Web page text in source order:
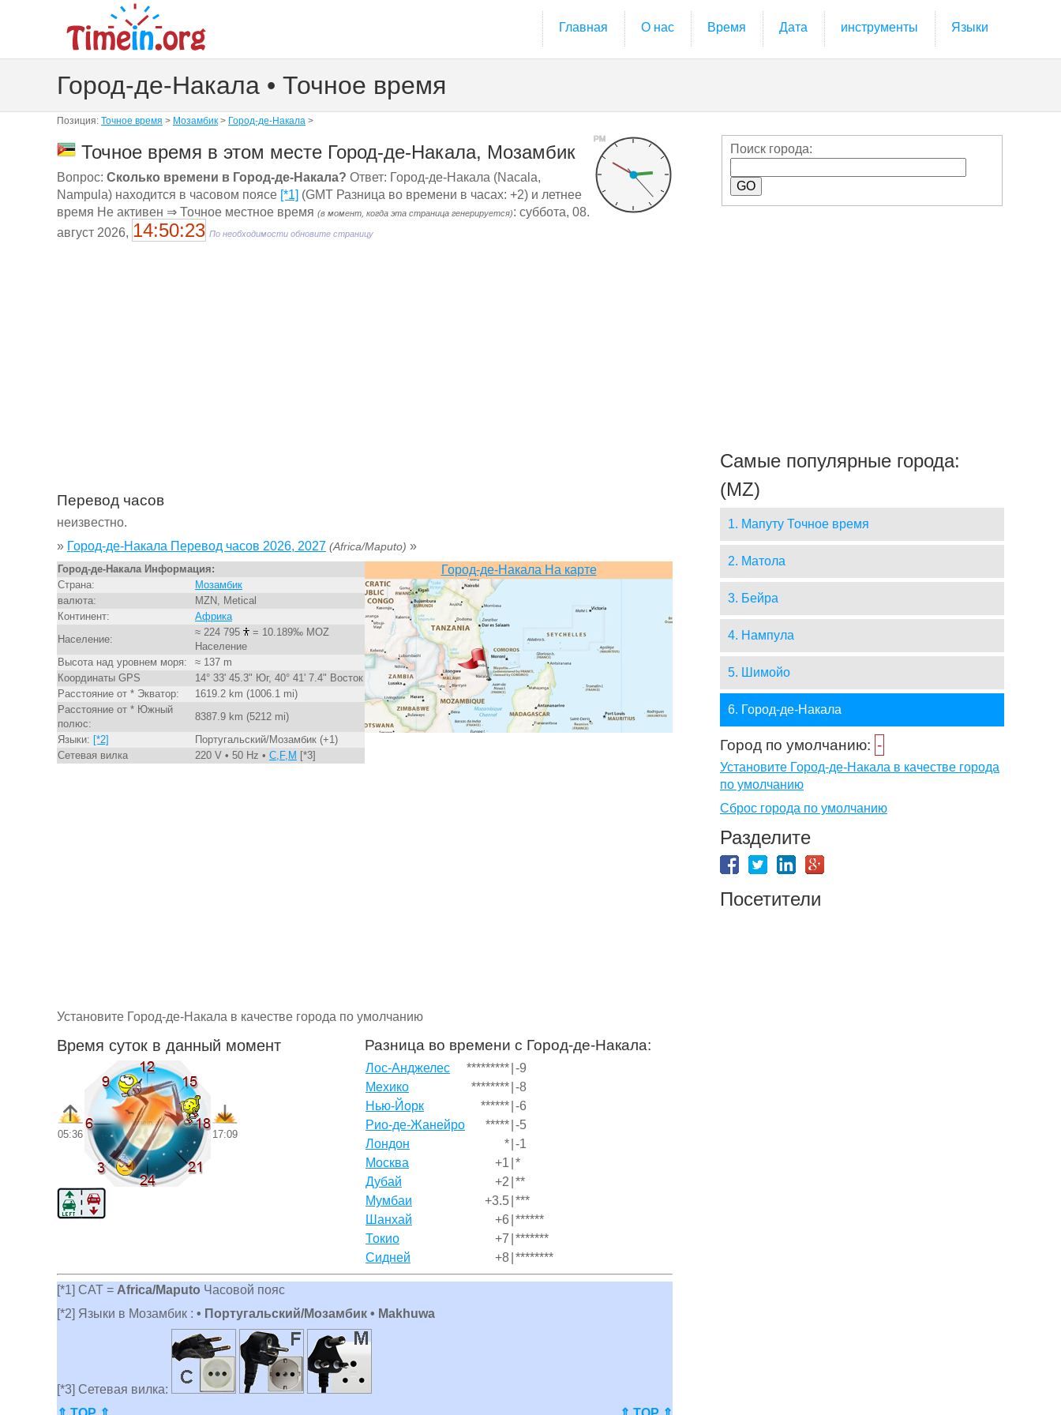
Главная О нас Время Дата инструменты Языки
Город-де-Накала • Точное время
Позиция: Точное время > Мозамбик > Город-де-Накала >
PM
Точное время в этом месте Город-де-Накала, Мозамбик
Вопрос: Сколько времени в Город-де-Накала? Ответ: Город-де-Накала (Nacala,
Nampula) находится в часовом поясе [*1] (GMT Разница во времени в часах: +2) и летнее
время Не активен ⇒ Точное местное время (в момент, когда эта страница генерируется): суббота, 08.
август 2026, 14:50:24 По необходимости обновите страницу
Перевод часов
неизвестно.
» Город-де-Накала Перевод часов 2026, 2027 (Africa/Maputo) »
Город-де-Накала Информация:
Страна:
Мозамбик
валюта:
MZN, Metical
Континент:
Африка
Население:
≈ 224 795
= 10.189‰ MOZ
Население
Высота над уровнем моря:
≈ 137 m
Координаты GPS
14° 33' 45.3" Юг, 40° 41' 7.4" Восток
Расстояние от * Экватор:
1619.2 km (1006.1 mi)
Расстояние от * Южный
полюс:
8387.9 km (5212 mi)
Языки: [*2]
Португальский/Мозамбик (+1)
Сетевая вилка
220 V • 50 Hz • C,F,M [*3]
Город-де-Накала На карте
Установите Город-де-Накала в качестве города по умолчанию
Время суток в данный момент
05:36 17:09
Разница во времени с Город-де-Накала:
Лос-Анджелес ********* -9
Мехико
******** -8
Нью-Йорк
****** -6
Рио-де-Жанейро
***** -5
Лондон
* -1
Москва
+1 *
Дубай
+2 **
Мумбаи
+3.5 ***
Шанхай
+6 ******
Токио
+7 *******
Сидней
+8 ********
[*1] CAT = Africa/Maputo Часовой пояс
[*2] Языки в Мозамбик : • Португальский/Мозамбик • Makhuwa
[*3] Сетевая вилка:
Поиск города:
Самые популярные города:
(MZ)
1. Мапуту Точное время
2. Матола
3. Бейра
4. Нампула
5. Шимойо
6. Город-де-Накала
Город по умолчанию: -
Установите Город-де-Накала в качестве города
по умолчанию
Сброс города по умолчанию
Разделите
Посетители